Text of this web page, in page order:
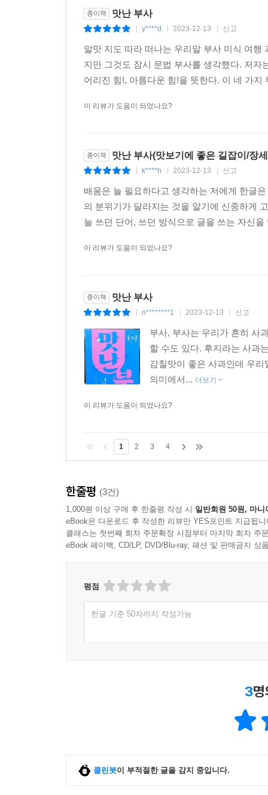
종이책 맛난 부사
y****d 2023-12-13 신고
말맛 지도 따라 떠나는 우리말 부사 미식 여
지만 그것도 잠시 문법 부사를 생각했다. 저
어리진 힘!, 아름다운 힘!을 뜻한다. 이 네 가
이 리뷰가 도움이 되었나요?
종이책 맛난 부사(맛보기에 좋은 길잡이/장
k****h 2023-12-13 신고
배움은 늘 필요하다고 생각하는 저에게 한글
의 분위기가 달라지는 것을 알기에 신중하게
늘 쓰던 단어, 쓰던 방식으로 글을 쓰는 자신
이 리뷰가 도움이 되었나요?
종이책 맛난 부사
n********1 2023-12-13 신고
부사, 부사는 우리가 흔히 사
할 수도 있다. 후지라는 사과
감칠맛이 좋은 사과인데 우
의미에서... 더보기
이 리뷰가 도움이 되었나요?
1 2 3 4
한줄평 (3건)
1,000원 이상 구매 후 한줄평 작성 시 일반회원 50원, 마니
eBook은 다운로드 후 작성한 리뷰만 YES포인트 지급됩니
클래스는 첫번째 회차 주문확정 시점부터 마지막 회차 주
eBook 페이백, CD/LP, DVD/Blu-ray, 패션 및 판매금지 상
평점
한글 기준 50자까지 작성가능
3
클린봇이 부적절한 글을 감지 중입니다.